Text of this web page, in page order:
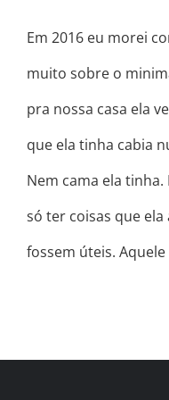
Em 2016 eu morei
muito sobre o
pra nossa casa ela
que ela tinha cabia
Nem cama ela
só ter coisas que
fossem úteis.